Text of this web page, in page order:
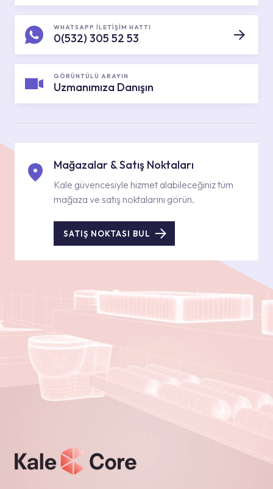
WHATSAPP İLETİŞİM HATTI
0(532) 305 52 53
GÖRÜNTÜLÜ ARAYIN
Uzmanımıza Danışın
Mağazalar & Satış Noktaları
Kale güvencesiyle hizmet alabileceğiniz tüm
mağaza ve satış noktalarını görün.
SATIŞ NOKTASI BUL